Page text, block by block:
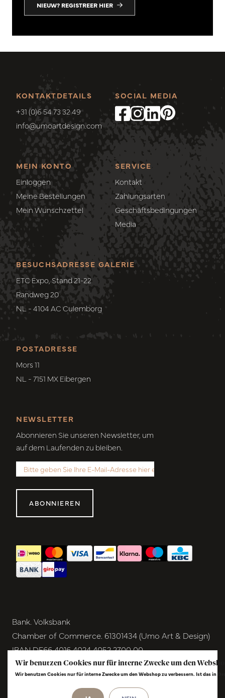
NIEUW? REGISTREER HIER
KONTAKTDETAILS
+31 (0)6 54 73 32 49
info@umoartdesign.com
MEIN KONTO
Einloggen
Meine Bestellungen
Mein Wunschzettel
SERVICE
Kontakt
Zahlungsarten
Geschäftsbedingungen
Media
SOCIAL MEDIA
POSTADRESSE
Mors 11
NL - 7151 MX Eibergen
BESUCHSADRESSE GALERIE
ETC Expo, Stand 21-22
Randweg 20
NL - 4104 AC Culemborg
NEWSLETTER
Abonnieren Sie unseren Newsletter, um
auf dem Laufenden zu bleiben.
ABONNIEREN
Bank. Volksbank
Chamber of Commerce. 61301434 (Umo Art & Design)
IBAN DE66 4016 4024 4052 2700 00
BIC GENODEM1GRN
VAT NL854291040B01
Wir benutzen Cookies nur für interne Zwecke um den
Wir benutzen Cookies nur für interne Zwecke um den Webshop zu verbessern. Ist das in